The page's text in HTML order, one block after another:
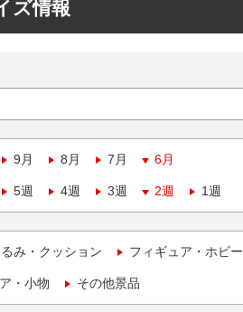
ズ情報
9月 8月 7月 6月
5週 4週 3週 2週 1週
み・クッション フィギュア・ホビー
・小物 その他景品